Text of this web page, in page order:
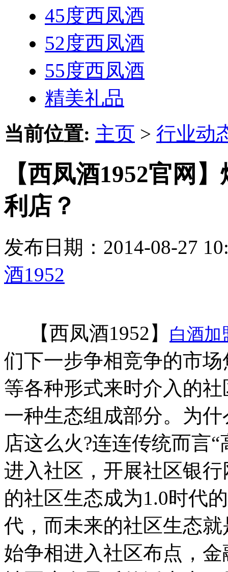
45度西凤酒
52度西凤酒
55度西凤酒
精美礼品
当前位置: 主页 > 行业动
【西凤酒1952官网
利店？
发布日期：2014-08-27
酒1952
【西凤酒1952】 白酒加
们下一步争相竞争的市
等各种形式来时介入的
一种生态组成部分。 为
店这么火?连连传统而言
进入社区，开展社区银
的社区生态成为1.0时代
代，而未来的社区生态
始争相进入社区布点，